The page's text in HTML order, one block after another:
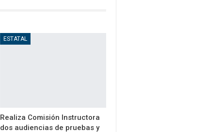
ESTATAL
Realiza Comisión Instructora
dos audiencias de pruebas y